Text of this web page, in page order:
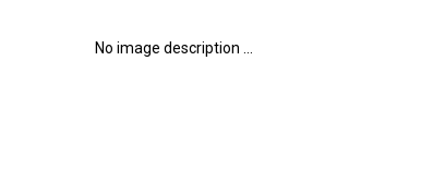
No image description ...